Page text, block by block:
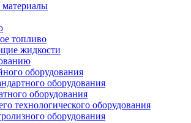
топливо
жидкости
оборудования
оборудования
оборудования
технологического оборудования
оборудования